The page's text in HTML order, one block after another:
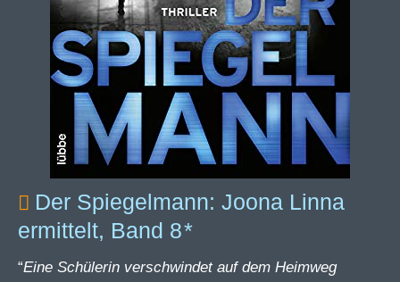
Der Spiegelmann: Joona Linna
ermittelt, Band 8
“Eine Schülerin verschwindet auf dem Heimweg